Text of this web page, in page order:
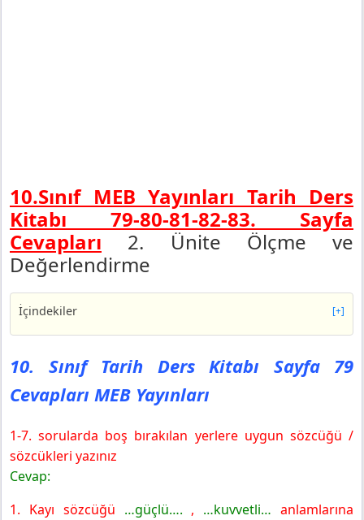
10.Sınıf MEB Yayınları Tarih Ders
Kitabı 79-80-81-82-83. Sayfa
Cevapları 2. Ünite Ölçme ve
Değerlendirme
İçindekiler [+]
10. Sınıf Tarih Ders Kitabı Sayfa 79 Cevapları MEB
Yayınları
10. Sınıf Tarih Ders Kitabı Sayfa 80 Cevapları MEB
Yayınları
Yayınları
10. Sınıf Tarih Ders Kitabı Sayfa 82 Cevapları MEB
Yayınları
Yayınları
10. Sınıf Tarih Ders Kitabı Sayfa 79
Cevapları MEB Yayınları
1-7. sorularda boş bırakılan yerlere uygun sözcüğü /
sözcükleri yazınız
Cevap:
1. Kayı sözcüğü …güçlü…. , …kuvvetli… anlamlarına